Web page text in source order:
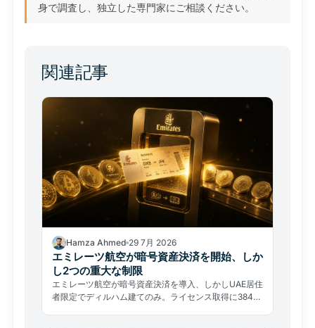
身で調査し、独立した専門家にご相談ください。
関連記事
Hamza Ahmed 29 7月 2026
エミレーツ航空が暗号資産決済を開始、しか
し2つの重大な制限
エミレーツ航空が暗号資産決済を導入、しかしUAE居住
者限定でディルハム建てのみ。ライセンス取得に384日